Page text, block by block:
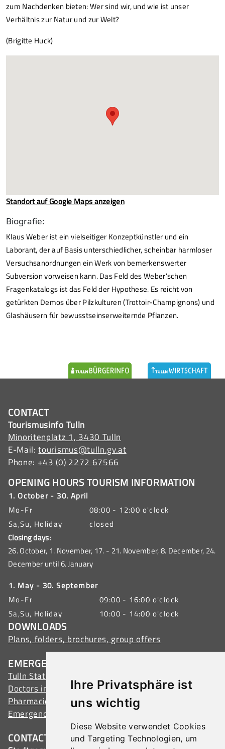
Ihre Privatsphäre ist
uns wichtig
Diese Website verwendet Cookies
und Targeting Technologien, um
zum Nachdenken bieten: Wer sind wir, und wie ist unser
Verhältnis zur Natur und zur Welt?
(Brigitte Huck)
Standort auf Google Maps anzeigen
Biografie:
Klaus Weber ist ein vielseitiger Konzeptkünstler und ein
Laborant, der auf Basis unterschiedlicher, scheinbar harmloser
Versuchsanordnungen ein Werk von bemerkenswerter
Subversion vorweisen kann. Das Feld des Weber’schen
Fragenkatalogs ist das Feld der Hypothese. Es reicht von
getürkten Demos über Pilzkulturen (Trottoir-Champignons) und
Glashäusern für bewusstseinserweiternde Pflanzen.
CONTACT
Tourismusinfo Tulln
Minoritenplatz 1, 3430 Tulln
E-Mail:tourismus@tulln.gv.at
Phone: +43 (0) 2272 67566
OPENING HOURS TOURISM INFORMATION
1. October - 30. April
Mo-Fr
08:00 - 12:00 o'clock
Sa,Su, Holiday
closed
Closing days:
26. October, 1. November, 17. - 21. November, 8. December, 24.
December until 6. January
1. May - 30. September
Mo-Fr
09:00 - 16:00 o'clock
Sa,Su, Holiday
10:00 - 14:00 o'clock
DOWNLOADS
Plans, folders, brochures, group offers
EMERGENCY ADDRESSES
Tulln State Hospital
Doctors in Tulln
Pharmacies in Tulln
Emergency services
CONTACT